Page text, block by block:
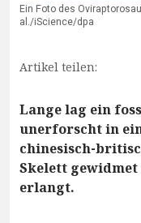
Ein Foto des
al./iScience/dpa
Artikel teilen:
Lange lag ein
unerforscht in
chinesisch-
Skelett
erlangt.